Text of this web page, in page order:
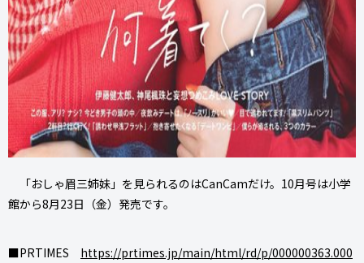
「おしゃ眉三姉妹」を見られるのはCanCamだけ。10月号は小学
館から8月23日（金）発売です。
■PRTIMES https://prtimes.jp/main/html/rd/p/000000363.000